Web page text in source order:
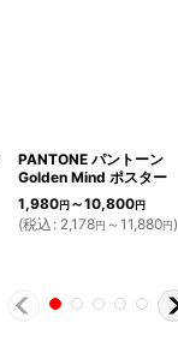
PANTONE パントーン
Golden Mind ポスター
1,980円～10,800円
(税込 : 2,178円 ～11,880円)